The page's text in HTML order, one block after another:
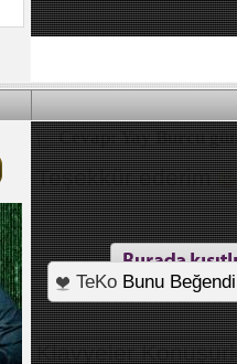
Cevap: Yay Burcu
Teşekkür ederim
TeKo Bunu
Klavyeler